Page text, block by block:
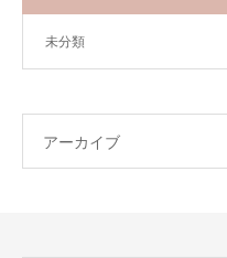
未分類
アーカイブ